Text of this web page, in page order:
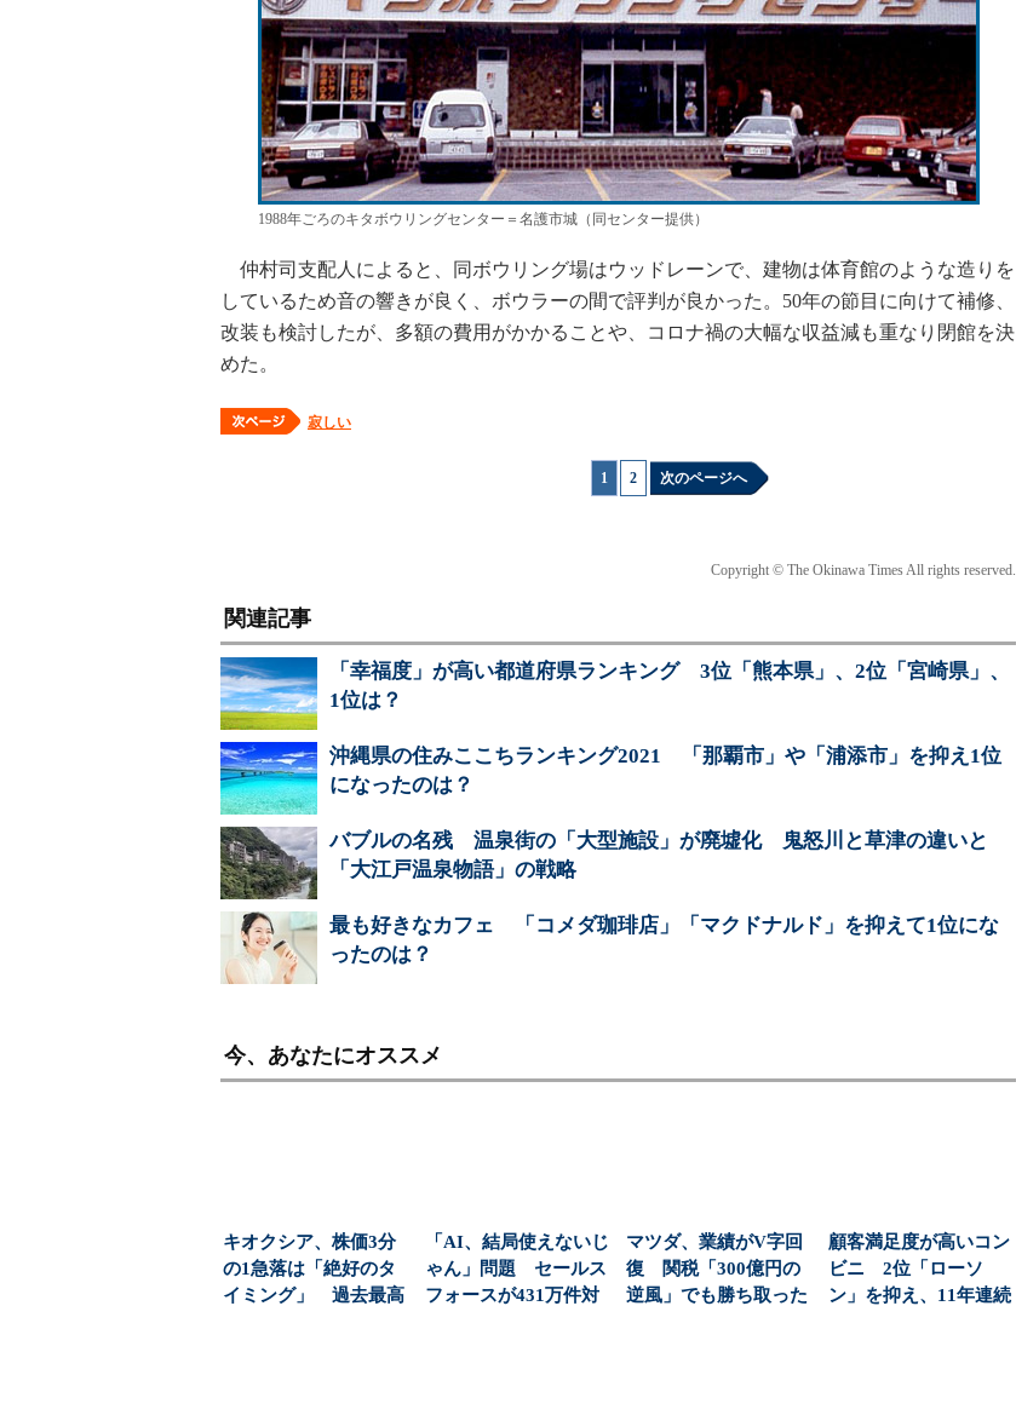
1988年ごろのキタボウリングセンター＝名護市城（同センター提供）
仲村司支配人によると、同ボウリング場はウッドレーンで、建物は体育館のような造りを
しているため音の響きが良く、ボウラーの間で評判が良かった。50年の節目に向けて補修、
改装も検討したが、多額の費用がかかることや、コロナ禍の大幅な収益減も重なり閉館を決
めた。
寂しい
1 2 次のページへ
Copyright © The Okinawa Times All rights reserved.
関連記事
「幸福度」が高い都道府県ランキング 3位「熊本県」、2位「宮崎県」、
1位は？
沖縄県の住みここちランキング2021 「那覇市」や「浦添市」を抑え1位
になったのは？
バブルの名残 温泉街の「大型施設」が廃墟化 鬼怒川と草津の違いと
「大江戸温泉物語」の戦略
最も好きなカフェ 「コメダ珈琲店」「マクドナルド」を抑えて1位にな
ったのは？
今、あなたにオススメ
キオクシア、株価3分
の1急落は「絶好のタ
イミング」 過去最高
「AI、結局使えないじ
ゃん」問題 セールス
フォースが431万件対
マツダ、業績がV字回
復 関税「300億円の
逆風」でも勝ち取った
顧客満足度が高いコン
ビニ 2位「ローソ
ン」を抑え、11年連続